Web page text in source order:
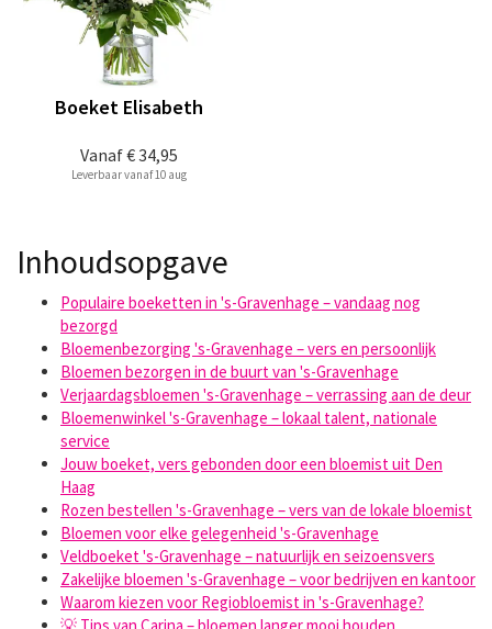
Vanaf€ 34,95
Boeket Elisabeth
Leverbaar vanaf 10 aug
Inhoudsopgave
Populaire boeketten in 's-Gravenhage – vandaag nog
bezorgd
Bloemenbezorging 's-Gravenhage – vers en persoonlijk
Bloemen bezorgen in de buurt van 's-Gravenhage
Verjaardagsbloemen 's-Gravenhage – verrassing aan de deur
Bloemenwinkel 's-Gravenhage – lokaal talent, nationale
service
Jouw boeket, vers gebonden door een bloemist uit Den
Haag
Rozen bestellen 's-Gravenhage – vers van de lokale bloemist
Bloemen voor elke gelegenheid 's-Gravenhage
Veldboeket 's-Gravenhage – natuurlijk en seizoensvers
Zakelijke bloemen 's-Gravenhage – voor bedrijven en kantoor
Waarom kiezen voor Regiobloemist in 's-Gravenhage?